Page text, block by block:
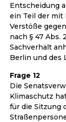
Entscheidung
ein Teil der mit
Verstöße
nach § 47 Abs.
Sachverhalt
Berlin und des
Frage 12
Die
Klimaschutz
für die Sitzung